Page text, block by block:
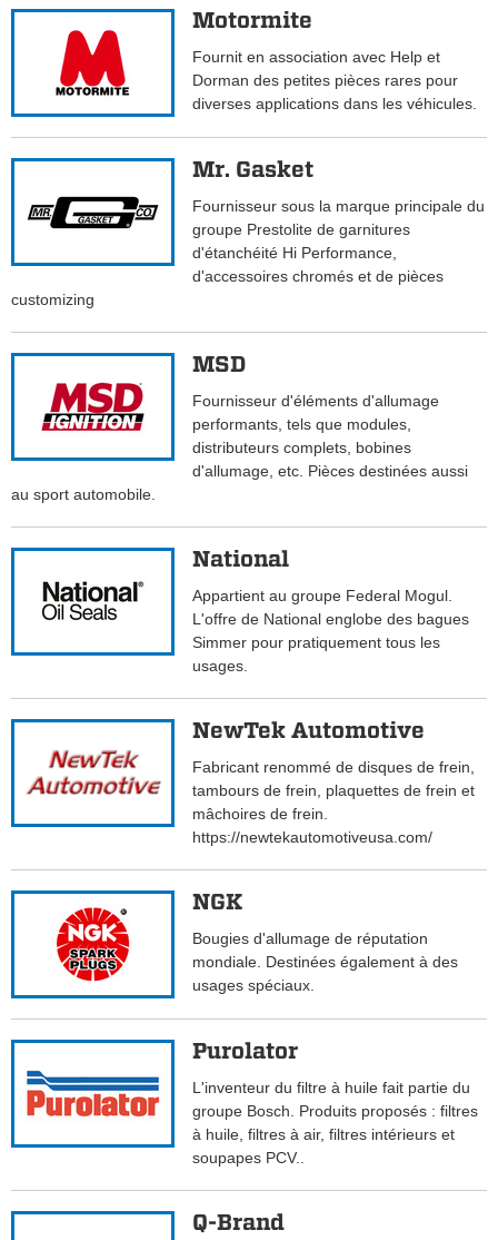
Motormite
Fournit en association avec Help et
Dorman des petites pièces rares pour
diverses applications dans les véhicules.
Mr. Gasket
Fournisseur sous la marque principale du
groupe Prestolite de garnitures
d'étanchéité Hi Performance,
d'accessoires chromés et de pièces
customizing
MSD
Fournisseur d'éléments d'allumage
performants, tels que modules,
distributeurs complets, bobines
d'allumage, etc. Pièces destinées aussi
au sport automobile.
National
Appartient au groupe Federal Mogul.
L'offre de National englobe des bagues
Simmer pour pratiquement tous les
usages.
NewTek Automotive
Fabricant renommé de disques de frein,
tambours de frein, plaquettes de frein et
mâchoires de frein.
https://newtekautomotiveusa.com/
NGK
Bougies d'allumage de réputation
mondiale. Destinées également à des
usages spéciaux.
Purolator
L'inventeur du filtre à huile fait partie du
groupe Bosch. Produits proposés : filtres
à huile, filtres à air, filtres intérieurs et
soupapes PCV..
Q-Brand